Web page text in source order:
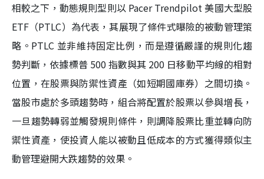
相較之下，動態規則型則以 Pacer Trendpilot 美國大型股
ETF（PTLC）為代表，其展現了條件式曝險的被動管理策
略。PTLC 並非維持固定比例，而是遵循嚴謹的規則化趨
勢判斷，依據標普 500 指數與其 200 日移動平均線的相對
位置，在股票與防禦性資產（如短期國庫券）之間切換。
當股市處於多頭趨勢時，組合將配置於股票以參與增長，
一旦趨勢轉弱並觸發規則條件，則調降股票比重並轉向防
禦性資產，使投資人能以被動且低成本的方式獲得類似主
動管理避開大跌趨勢的效果。